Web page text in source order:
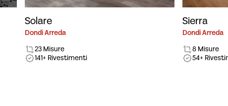
Solare
Dondi Arreda
23 Misure
141+ Rivestimenti
Sierra
Dondi Arreda
8 Misure
54+